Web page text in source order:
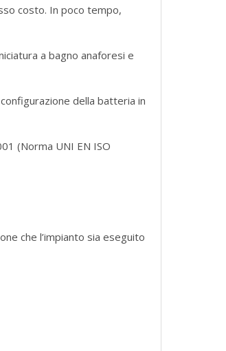
costo. In poco tempo,
a bagno anaforesi e
della batteria in
(Norma UNI EN ISO
che l’impianto sia eseguito